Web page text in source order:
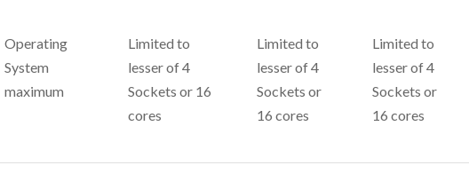
Operating
System
maximum
Limited to
lesser of 4
Sockets or 16
cores
Limited to
lesser of 4
Sockets or
16 cores
Limited to
lesser of 4
Sockets or
16 cores